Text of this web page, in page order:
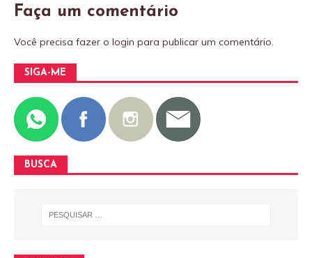
Faça um comentário
Você precisa fazer o login para publicar um comentário.
SIGA-ME
BUSCA